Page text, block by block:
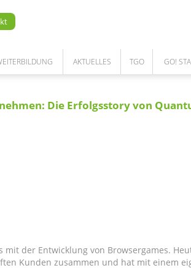
AKTUELLES
ARBEITEN IM TGO
TGO
DAS TEAM
CAFE BISTRO -
GO!
Die Erfolgsstory von
der Entwicklung von Browsergames.
Kunden zusammen und hat mit einem